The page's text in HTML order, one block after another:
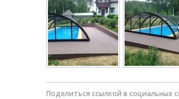
Поделиться ссылкой в социальных